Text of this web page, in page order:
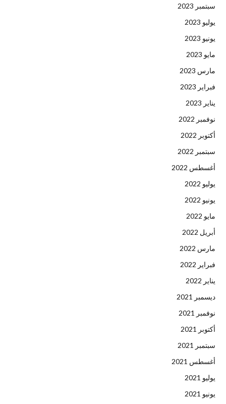
سبتمبر 2023
يوليو 2023
يونيو 2023
مايو 2023
مارس 2023
فبراير 2023
يناير 2023
نوفمبر 2022
أكتوبر 2022
سبتمبر 2022
أغسطس 2022
يوليو 2022
يونيو 2022
مايو 2022
أبريل 2022
مارس 2022
فبراير 2022
يناير 2022
ديسمبر 2021
نوفمبر 2021
أكتوبر 2021
سبتمبر 2021
أغسطس 2021
يوليو 2021
يونيو 2021